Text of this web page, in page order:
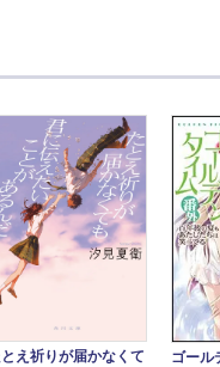
え祈りが届かなくて
ゴー